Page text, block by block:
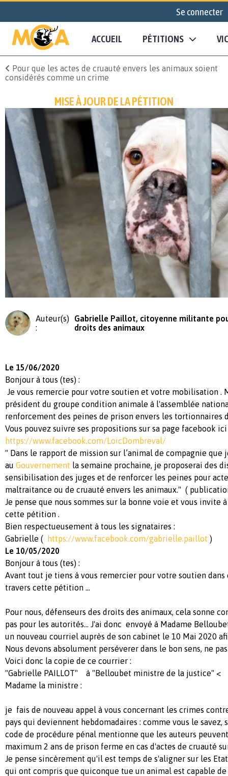
Se connecter
ACCUEIL PÉTITIONS
Pour que les actes de cruauté envers les animaux soient
considérés comme un crime
MISE À JOUR DE LA PÉTITION
Auteur(s)
:
Gabrielle Paillot, citoyenne militante
droits des animaux
Le 15/06/2020
Bonjour à tous (tes) :
Je vous remercie pour votre soutien et votre mobilisation .
président du groupe condition animale à l'assemblée
renforcement des peines de prison envers les tortionnaires
Vous pouvez suivre ses propositions sur sa page facebook
https://www.facebook.com/LoicDombreval/
" Dans le rapport de mission sur l’animal de compagnie que
au Gouvernement la semaine prochaine, je proposerai des
sensibilisation des juges et de renforcer les peines pour
maltraitance ou de cruauté envers les animaux." (
Je pense que nous sommes sur la bonne voie et vous invite
cette pétition .
Bien respectueusement à tous les signataires :
Gabrielle (
https://www.facebook.com/gabrielle.paillot )
Le 10/05/2020
Bonjour à tous (tes) :
Avant tout je tiens à vous remercier pour votre soutien dans
travers cette pétition ...
Pour nous, défenseurs des droits des animaux, cela sonne
pas pour les autorités... J'ai donc envoyé à Madame
un nouveau courriel auprès de son cabinet le 10 Mai 2020
Nous devons absolument perséverer dans le bon sens, ne
Voici donc la copie de ce courrier :
"Gabrielle PAILLOT" à "Belloubet ministre de la justice" <
Madame la ministre :
je fais de nouveau appel à vous concernant les crimes
pays qui deviennent hebdomadaires : comme vous le savez,
code de procédure pénal mentionne que les auteurs
maximum 2 ans de prison ferme en cas d'actes de cruauté
Je pense sincèrement qu'il est temps de s'aligner sur les
qui ont compris que quiconque tue un animal est capable